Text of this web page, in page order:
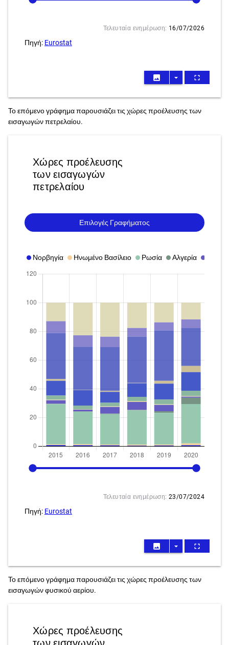
Τελευταία ενημέρωση: 16/07/2026
Πηγή: Eurostat
image arrow_drop_down fullscreen
Το επόμενο γράφημα παρουσιάζει τις χώρες προέλευσης των
εισαγωγών πετρελαίου.
Χώρες προέλευσης
των εισαγωγών
πετρελαίου
Επιλογές Γραφήματος
Νορβηγία Ηνωμένο Βασίλειο Ρωσία Αλγερία
2020
Τελευταία ενημέρωση: 23/07/2024
Πηγή: Eurostat
image arrow_drop_down fullscreen
Το επόμενο γράφημα παρουσιάζει τις χώρες προέλευσης των
εισαγωγών φυσικού αερίου.
Χώρες προέλευσης